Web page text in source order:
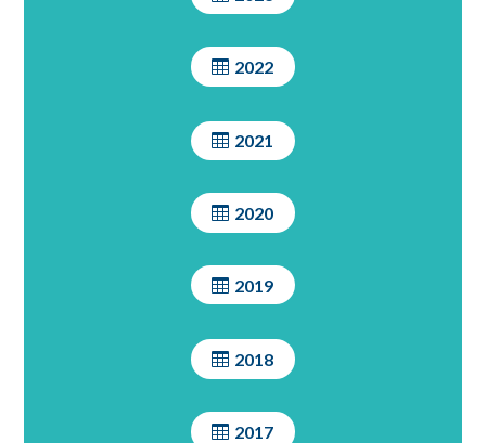
2022
2021
2020
2019
2018
2017